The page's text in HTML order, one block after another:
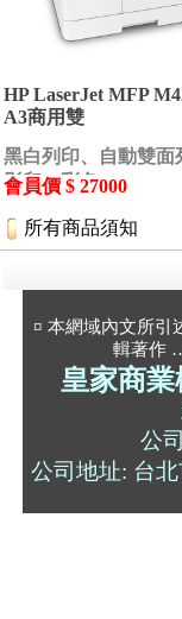
HP LaserJet MFP
A3商用雙
黑白列印、自動雙面
影印、彩色
會員價 $ 27000
所有商品須知
¤ 本網域內文所引
輯著作
皇家商業
公
公司地址: 台